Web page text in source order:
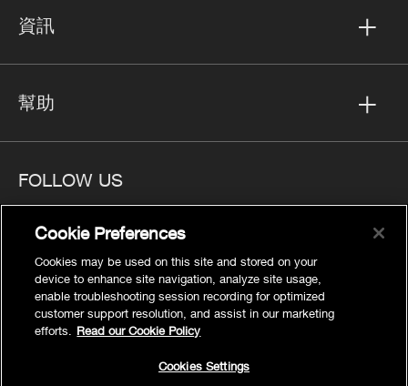
資訊
幫助
FOLLOW US
隱私
Cookies Settings
法律聲明
Cookie Preferences
Cookies may be used on this site and stored on your
device to enhance site navigation, analyze site usage,
enable troubleshooting session recording for optimized
customer support resolution, and assist in our marketing
efforts.
Read our Cookie Policy
Cookies Settings